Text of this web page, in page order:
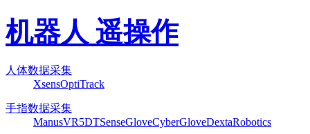
机器人 遥操作
人体数据采集
XsensOptiTrack
手指数据采集
ManusVR5DTSenseGloveCyberGloveDextaRobotics